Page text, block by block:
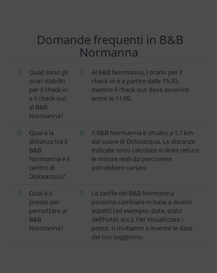
Domande frequenti in B&B
Normanna
Quali sono gli
orari stabiliti
per il check-in
e il check-out
al B&B
Normanna?
Al B&B Normanna, l orario per il
check-in è a partire dalle 15:30,
mentre il check-out deve avvenire
entro le 11:00.
Qual è la
distanza tra il
B&B
Normanna e il
centro di
Dolceacqua?
Il B&B Normanna è situato a 1,1 km
dal cuore di Dolceacqua. Le distanze
indicate sono calcolate in linea retta e
le misure reali da percorrere
potrebbero variare.
Qual è il
prezzo per
pernottare al
B&B
Normanna?
Le tariffe del B&B Normanna
possono cambiare in base a diversi
aspetti (ad esempio, date, stato
dell’hotel, ecc.). Per visualizzare i
prezzi, ti invitiamo a inserire le date
del tuo soggiorno.